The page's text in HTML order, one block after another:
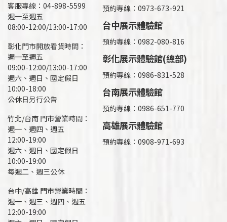
客服專線：04-898-5599
週一至週五
08:00-12:00/13:00-17:00
彰化門市開放看貨時間：
週一至週五
09:00-12:00/13:00-17:00
週六、週日、國定假日
10:00-18:00
公休日另行公告
竹北/台南 門市營業時間：
週一、週四、週五
12:00-19:00
週六、週日、國定假日
10:00-19:00
每週二、週三公休
台中/高雄 門市營業時間：
週一、週三、週四、週五
12:00-19:00
預約專線：0973-673-921
台中展示體驗館
預約專線：0982-080-816
彰化展示體驗館(總部)
預約專線： 0986-831-528
台南展示體驗館
預約專線：0986-651-770
高雄展示體驗館
預約專線： 0908-971-693